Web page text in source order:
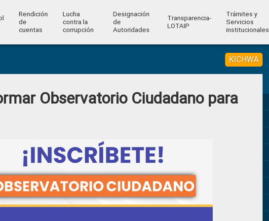
Rendición
de
cuentas
Lucha
contra la
corrupción
Designación
de
Autoridades
Transparencia-
LOTAIP
Trámites y
Servicios
institucionales
KICHWA
Observatorio Ciudadano para